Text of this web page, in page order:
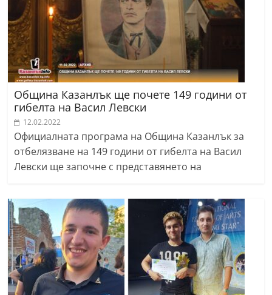
Община Казанлък ще почете 149 години от
гибелта на Васил Левски
12.02.2022
Официалната програма на Община Казанлък за
отбелязване на 149 години от гибелта на Васил
Левски ще започне с представянето на